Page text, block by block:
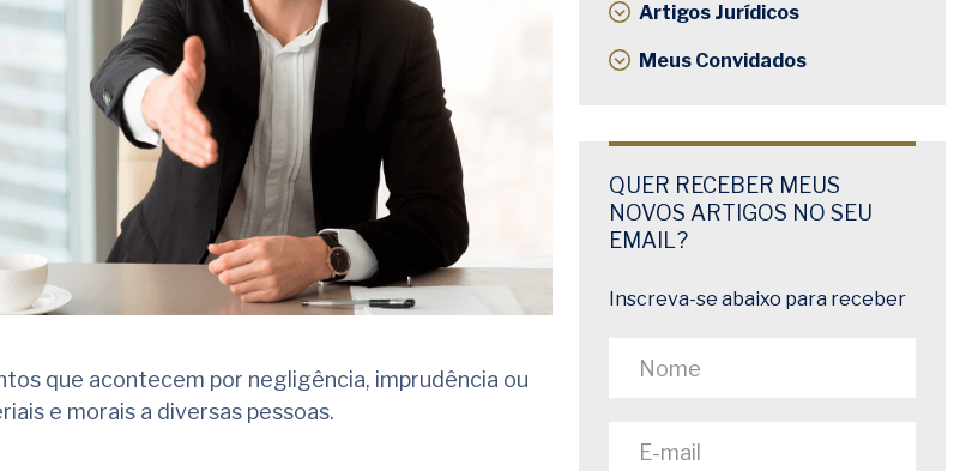
Artigos Jurídicos
Meus Convidados
que acontecem por negligência, imprudência ou
e morais a diversas pessoas.
QUER RECEBER MEUS
NOVOS ARTIGOS NO SEU
EMAIL?
Inscreva-se abaixo para receber